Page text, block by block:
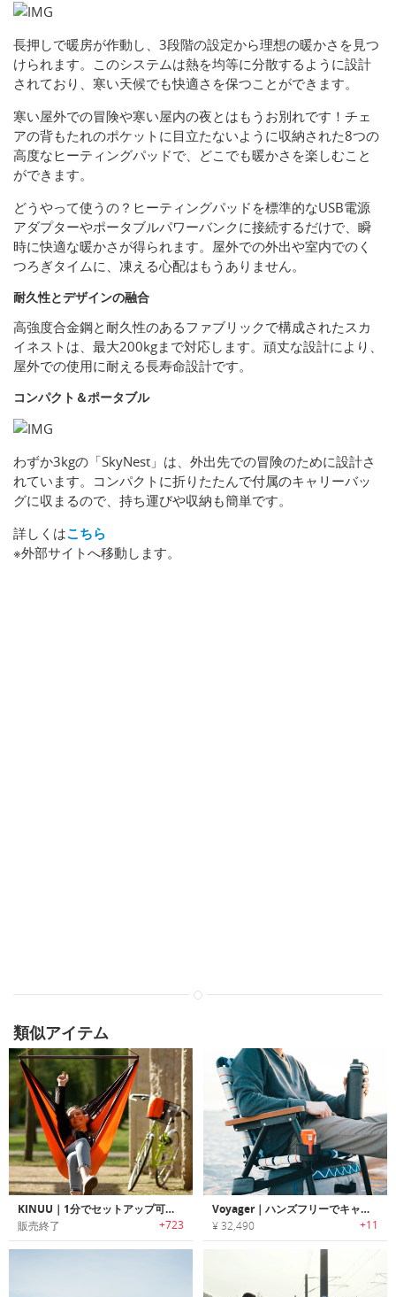
長押しで暖房が作動し、3段階の設定から理想の暖かさを見つ
けられます。このシステムは熱を均等に分散するように設計
されており、寒い天候でも快適さを保つことができます。
寒い屋外での冒険や寒い屋内の夜とはもうお別れです！チェ
アの背もたれのポケットに目立たないように収納された8つの
高度なヒーティングパッドで、どこでも暖かさを楽しむこと
ができます。
どうやって使うの？ヒーティングパッドを標準的なUSB電源
アダプターやポータブルパワーバンクに接続するだけで、瞬
時に快適な暖かさが得られます。屋外での外出や室内でのく
つろぎタイムに、凍える心配はもうありません。
耐久性とデザインの融合
高強度合金鋼と耐久性のあるファブリックで構成されたスカ
イネストは、最大200kgまで対応します。頑丈な設計により、
屋外での使用に耐える長寿命設計です。
コンパクト＆ポータブル
わずか3kgの「SkyNest」は、外出先での冒険のために設計さ
れています。コンパクトに折りたたんで付属のキャリーバッ
グに収まるので、持ち運びや収納も簡単です。
詳しくはこちら
※外部サイトへ移動します。
類似アイテム
KINUU｜1分でセットアップ可能で快適な超軽量ポータブルハンモックチェア「キヌー」
販売終了 +723
Voyager｜ハンズフリーでキャリーできる多機能アウトドアチェア「ボイジャー」
¥ 32,490 +11